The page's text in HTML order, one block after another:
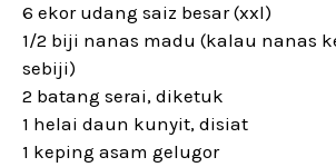
6 ekor udang saiz besar (xxl)
1/2 biji nanas madu (kalau nanas
sebiji)
2 batang serai, diketuk
1 helai daun kunyit, disiat
1 keping asam gelugor